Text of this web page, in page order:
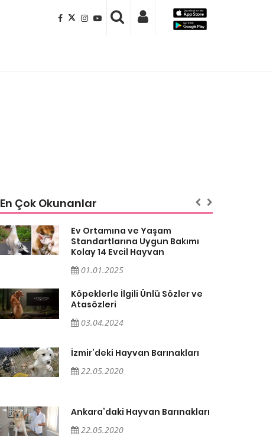
En Çok Okunanlar
Ev Ortamına ve Yaşam
Standartlarına Uygun Bakımı
Kolay 14 Evcil Hayvan
01.01.2025
Köpeklerle İlgili Ünlü Sözler ve
Atasözleri
03.04.2024
İzmir’deki Hayvan Barınakları
22.05.2020
Ankara’daki Hayvan Barınakları
22.05.2020